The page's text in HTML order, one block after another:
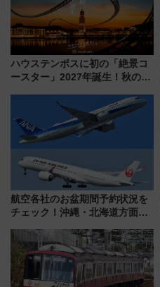
ハウステンボスに初の「絶景コ
ースター」2027年誕生！秋の
ろも一挙紹介
航空各社のお盆期間予約状況を
チェック！沖縄・北海道方面は
日は？